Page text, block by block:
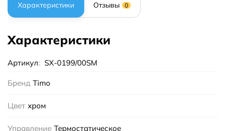
Характеристики Отзывы 0
Характеристики
Артикул: SX-0199/00SM
Бренд Timo
Цвет хром
Управление Термостатическое